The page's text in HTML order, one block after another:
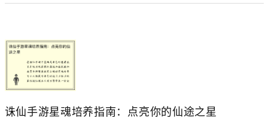
诛仙手游星魂培养指南：点亮你的仙途之星